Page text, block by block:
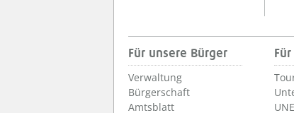
Für unsere Bürger
Verwaltung
Bürgerschaft
Amtsblatt